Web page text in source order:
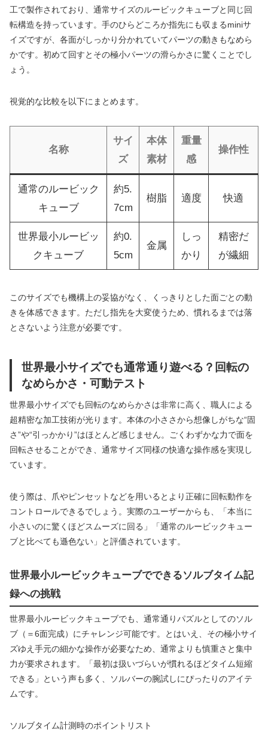
工で製作されており、通常サイズのルービックキューブと同じ回
転構造を持っています。手のひらどころか指先にも収まるminiサ
イズですが、各面がしっかり分かれていてパーツの動きもなめら
かです。初めて回すとその極小パーツの滑らかさに驚くことでし
ょう。
視覚的な比較を以下にまとめます。
名称
サイ
ズ
本体
素材
重量
感
操作性
通常のルービック
キューブ
約5.
7cm
樹脂 適度 快適
世界最小ルービッ
クキューブ
約0.
5cm
金属
しっ
かり
精密だ
が繊細
このサイズでも機構上の妥協がなく、くっきりとした面ごとの動
きを体感できます。ただし指先を大変使うため、慣れるまでは落
とさないよう注意が必要です。
世界最小サイズでも通常通り遊べる？回転の
なめらかさ・可動テスト
世界最小サイズでも回転のなめらかさは非常に高く、職人による
超精密な加工技術が光ります。本体の小ささから想像しがちな“固
さ”や“引っかかり”はほとんど感じません。ごくわずかな力で面を
回転させることができ、通常サイズ同様の快適な操作感を実現し
ています。
使う際は、爪やピンセットなどを用いるとより正確に回転動作を
コントロールできるでしょう。実際のユーザーからも、「本当に
小さいのに驚くほどスムーズに回る」「通常のルービックキュー
ブと比べても遜色ない」と評価されています。
世界最小ルービックキューブでできるソルブタイム記
録への挑戦
世界最小ルービックキューブでも、通常通りパズルとしてのソル
ブ（＝6面完成）にチャレンジ可能です。とはいえ、その極小サイ
ズゆえ手元の細かな操作が必要なため、通常よりも慎重さと集中
力が要求されます。「最初は扱いづらいが慣れるほどタイム短縮
できる」という声も多く、ソルバーの腕試しにぴったりのアイテ
ムです。
ソルブタイム計測時のポイントリスト